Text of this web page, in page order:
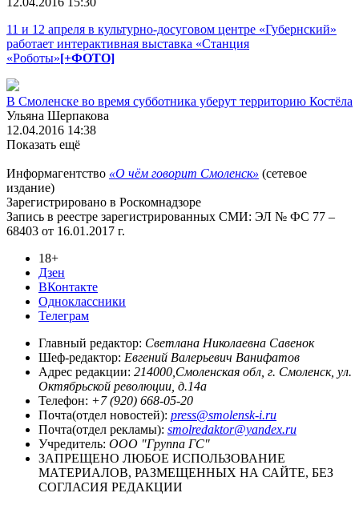
11 и 12 апреля в культурно-досуговом центре «Губернский»
работает интерактивная выставка «Станция
«Роботы»[+ФОТО]
В Смоленске во время субботника уберут территорию Костёла
Ульяна Шерпакова
12.04.2016 14:38
Показать ещё
Информагентство «О чём говорит Смоленск» (сетевое
издание)
Зарегистрировано в Роскомнадзоре
Запись в реестре зарегистрированных СМИ: ЭЛ № ФС 77 –
68403 от 16.01.2017 г.
18+
Дзен
ВКонтакте
Одноклассники
Телеграм
Главный редактор: Светлана Николаевна Савенок
Шеф-редактор: Евгений Валерьевич Ванифатов
Адрес редакции: 214000,Смоленская обл, г. Смоленск, ул.
Октябрьской революции, д.14а
Телефон: +7 (920) 668-05-20
Почта(отдел новостей): press@smolensk-i.ru
Почта(отдел рекламы): smolredaktor@yandex.ru
Учредитель: ООО "Группа ГС"
ЗАПРЕЩЕНО ЛЮБОЕ ИСПОЛЬЗОВАНИЕ
МАТЕРИАЛОВ, РАЗМЕЩЕННЫХ НА САЙТЕ, БЕЗ
СОГЛАСИЯ РЕДАКЦИИ